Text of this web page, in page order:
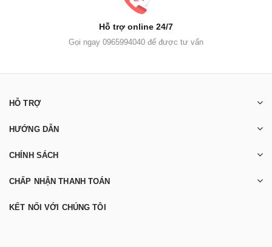
Hỗ trợ online 24/7
Gọi ngay 0965994040 để được tư vấn
HỖ TRỢ
HƯỚNG DẪN
CHÍNH SÁCH
CHẤP NHẬN THANH TOÁN
KẾT NỐI VỚI CHÚNG TÔI